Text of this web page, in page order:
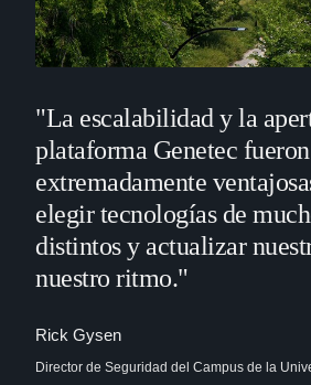
"La escalabilidad y la
plataforma Genetec fueron
extremadamente
elegir tecnologías de
distintos y actualizar
nuestro ritmo."
Rick Gysen
Director de Seguridad del Campus de la